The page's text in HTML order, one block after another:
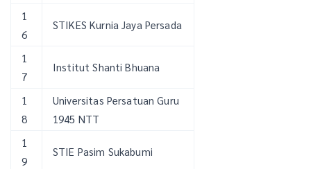
1
6
STIKES Kurnia Jaya Persada
1
7
Institut Shanti Bhuana
1
8
Universitas Persatuan Guru
1945 NTT
1
9
STIE Pasim Sukabumi